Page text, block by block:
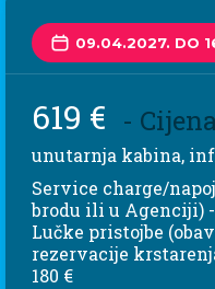
09.04.2027. DO
619 € -
unutarnja kabina,
Service charge/
brodu ili u Agenciji)
Lučke pristojbe
rezervacije
180 €